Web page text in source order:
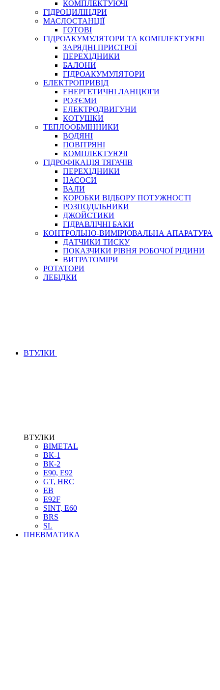
СПЕЦІАЛЬНІ
ГЕРМЕТИКИ
КЛЕЇ, ЦЕМЕНТИ, ЕПОКСИДКИ
РЕМОНТ ГІДРОЦИЛІНДРІВ
БОРЕКС, ЕО
КОМПЛЕКТУЮЧІ
ГІДРОЦИЛІНДРИ
МАСЛОСТАНЦІЇ
ГОТОВІ
ГІДРОАКУМУЛЯТОРИ ТА КОМПЛЕКТУЮЧІ
ЗАРЯДНІ ПРИСТРОЇ
ПЕРЕХІДНИКИ
БАЛОНИ
ГІДРОАКУМУЛЯТОРИ
ЕЛЕКТРОПРИВІД
ЕНЕРГЕТИЧНІ ЛАНЦЮГИ
РОЗ'ЄМИ
ЕЛЕКТРОДВИГУНИ
КОТУШКИ
ТЕПЛООБМІННИКИ
ВОДЯНІ
ПОВІТРЯНІ
КОМПЛЕКТУЮЧІ
ГІДРОФІКАЦІЯ ТЯГАЧІВ
ПЕРЕХІДНИКИ
НАСОСИ
ВАЛИ
КОРОБКИ ВІДБОРУ ПОТУЖНОСТІ
РОЗПОДІЛЬНИКИ
ДЖОЙСТИКИ
ГІДРАВЛІЧНІ БАКИ
КОНТРОЛЬНО-ВИМІРЮВАЛЬНА АПАРАТУРА
ДАТЧИКИ ТИСКУ
ПОКАЗЧИКИ РІВНЯ РОБОЧОЇ РІДИНИ
ВИТРАТОМІРИ
РОТАТОРИ
ЛЕБІДКИ
ВТУЛКИ
ВТУЛКИ
BIMETAL
ВК-1
ВК-2
Е90, E92
GT, HRC
EB
Е92F
SINT, E60
BRS
SL
ПНЕВМАТИКА